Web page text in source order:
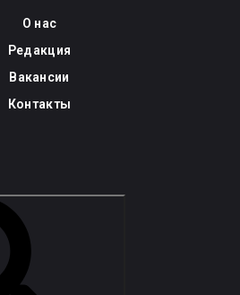
О нас
Редакция
Вакансии
Контакты